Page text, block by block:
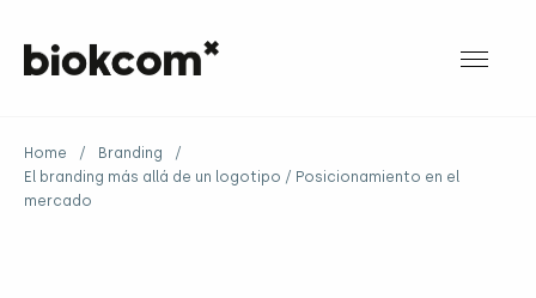
Home / Branding
/
El branding más allá de un logotipo / Posicionamiento en el
mercado